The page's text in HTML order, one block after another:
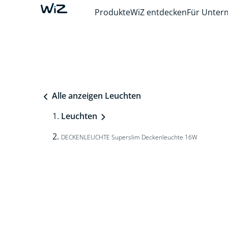
ProdukteWiZ entdeckenFür
Alle anzeigen Leuchten
Leuchten
DECKENLEUCHTE Superslim Deckenleuchte 16W